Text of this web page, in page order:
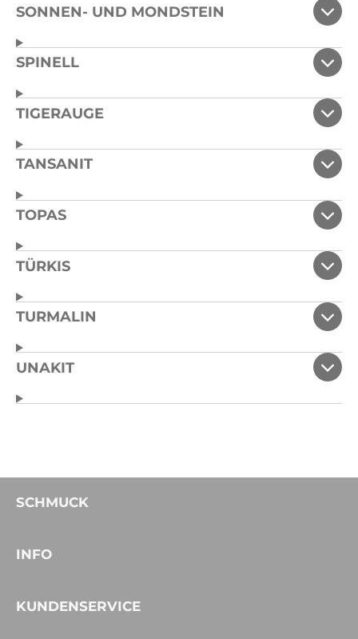
SONNEN- UND MONDSTEIN
SPINELL
TIGERAUGE
TANSANIT
TOPAS
TÜRKIS
TURMALIN
UNAKIT
SCHMUCK
INFO
KUNDENSERVICE